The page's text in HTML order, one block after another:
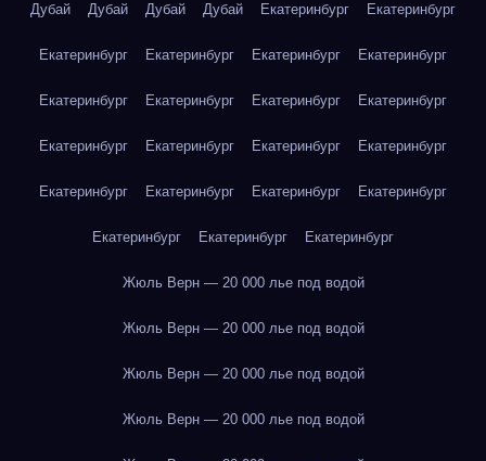
Дубай Дубай Дубай Дубай Екатеринбург Екатеринбург
Екатеринбург Екатеринбург Екатеринбург Екатеринбург
Екатеринбург Екатеринбург Екатеринбург Екатеринбург
Екатеринбург Екатеринбург Екатеринбург Екатеринбург
Екатеринбург Екатеринбург Екатеринбург Екатеринбург
Екатеринбург Екатеринбург Екатеринбург
Жюль Верн — 20 000 лье под водой
Жюль Верн — 20 000 лье под водой
Жюль Верн — 20 000 лье под водой
Жюль Верн — 20 000 лье под водой